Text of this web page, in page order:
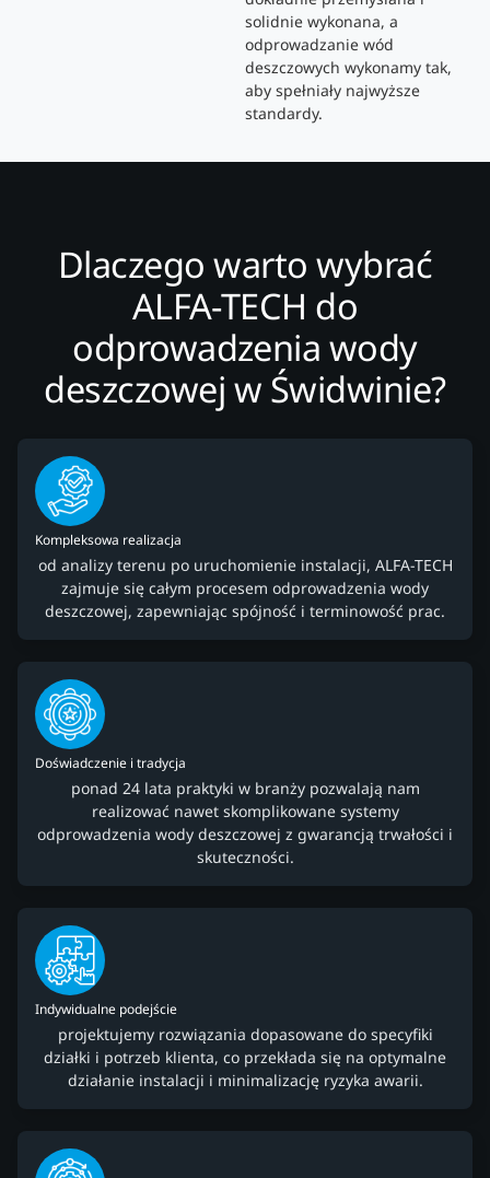
solidnie wykonana, a
odprowadzanie wód
deszczowych wykonamy tak,
aby spełniały najwyższe
standardy.
Dlaczego warto wybrać
ALFA-TECH do
odprowadzenia wody
deszczowej w Świdwinie?
Kompleksowa realizacja
od analizy terenu po uruchomienie instalacji, ALFA-TECH
zajmuje się całym procesem odprowadzenia wody
deszczowej, zapewniając spójność i terminowość prac.
Doświadczenie i tradycja
ponad 24 lata praktyki w branży pozwalają nam
realizować nawet skomplikowane systemy
odprowadzenia wody deszczowej z gwarancją trwałości i
skuteczności.
Indywidualne podejście
projektujemy rozwiązania dopasowane do specyfiki
działki i potrzeb klienta, co przekłada się na optymalne
działanie instalacji i minimalizację ryzyka awarii.